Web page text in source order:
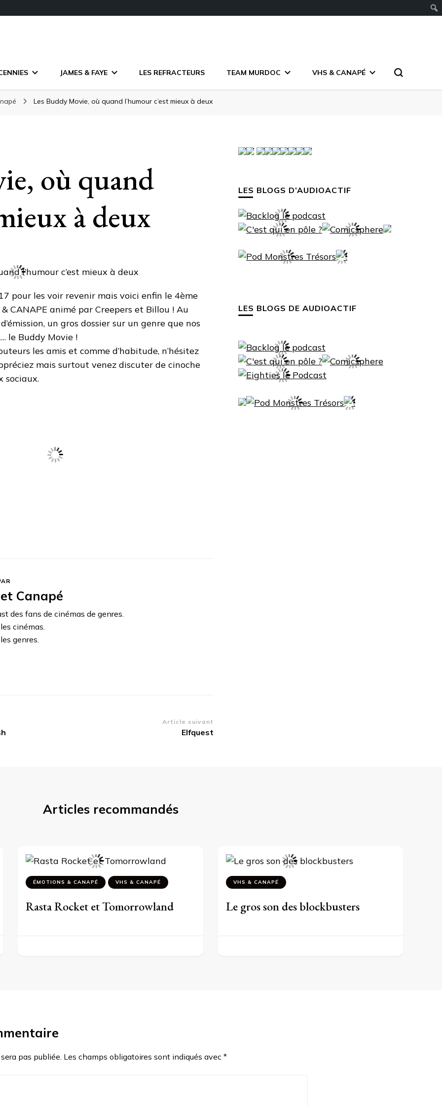
JAMES & FAYE LES REFRACTEURS TEAM MURDOC VHS & CANAPÉ
Les Buddy Movie, où quand l’humour c’est mieux à deux
où quand
à deux
pour les voir revenir mais voici enfin le 4ème
CANAPE animé par Creepers et Billou ! Au
un gros dossier sur un genre que nos
le Buddy Movie !
les amis et comme d’habitude, n’hésitez
mais surtout venez discuter de cinoche
sociaux.
Canapé
des fans de cinémas de genres.
cinémas.
genres.
Article suivant
Elfquest
LES BLOGS D’AUDIOACTIF
LES BLOGS DE AUDIOACTIF
Articles recommandés
ÉMOTIONS & CANAPÉ VHS & CANAPÉ
Rasta Rocket et Tomorrowland
VHS & CANAPÉ
Le gros son des blockbusters
pas publiée. Les champs obligatoires sont indiqués avec *